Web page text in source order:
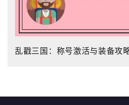
乱戳三国：称号激活与装备攻